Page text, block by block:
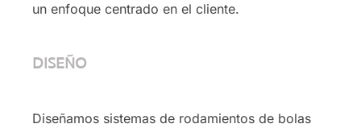
un enfoque centrado en el cliente.
DISEÑO
Diseñamos sistemas de rodamientos de bolas